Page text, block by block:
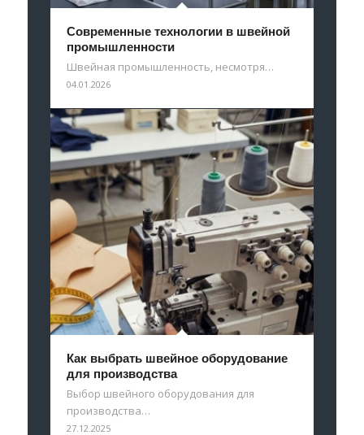
Современные технологии в швейной
промышленности
Швейная промышленность, несмотря…
04.01.2026
Как выбрать швейное оборудование
для производства
Выбор швейного оборудования для
производства…
27.12.2025